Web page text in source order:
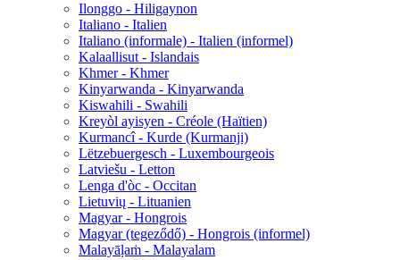
Ilonggo - Hiligaynon
Italiano - Italien
Italiano (informale) - Italien (informel)
Kalaallisut - Islandais
Khmer - Khmer
Kinyarwanda - Kinyarwanda
Kiswahili - Swahili
Kreyòl ayisyen - Créole (Haïtien)
Kurmancî - Kurde (Kurmanji)
Lëtzebuergesch - Luxembourgeois
Latviešu - Letton
Lenga d'òc - Occitan
Lietuvių - Lituanien
Magyar - Hongrois
Magyar (tegeződő) - Hongrois (informel)
Malayāḷaṁ - Malayalam